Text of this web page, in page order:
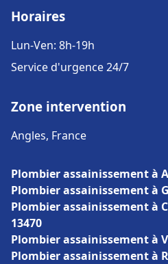
Horaires
Lun-Ven: 8h-19h
Service d'urgence 24/7
Zone intervention
Angles, France
Plombier assainissement à
Plombier assainissement à
Plombier assainissement à
13470
Plombier assainissement à
Plombier assainissement à